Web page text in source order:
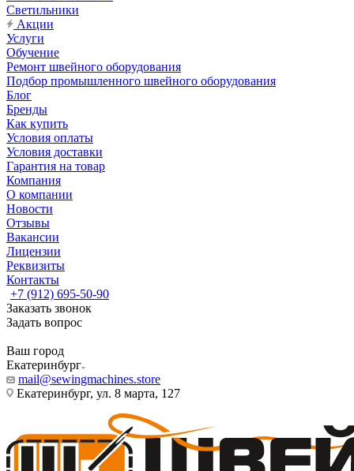
Светильники
Акции
Услуги
Обучение
Ремонт швейного оборудования
Подбор промышленного швейного оборудования
Блог
Бренды
Как купить
Условия оплаты
Условия доставки
Гарантия на товар
Компания
О компании
Новости
Отзывы
Вакансии
Лицензии
Реквизиты
Контакты
+7 (912) 695-50-90
Заказать звонок
Задать вопрос
Ваш город
Екатеринбург
mail@sewingmachines.store
Екатеринбург, ул. 8 марта, 127